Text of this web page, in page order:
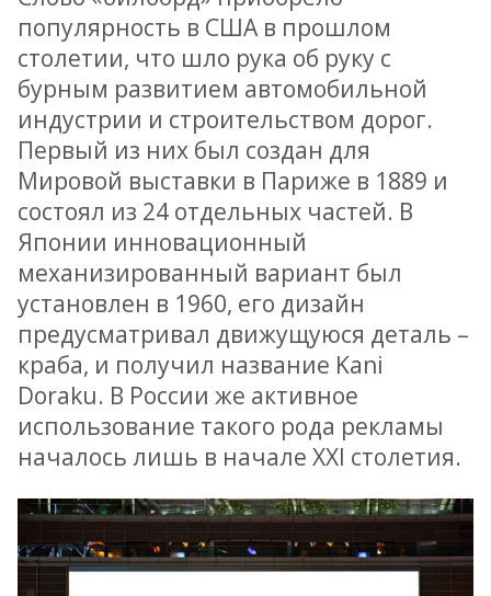
популярность в США в прошлом
столетии, что шло рука об руку с
бурным развитием автомобильной
индустрии и строительством дорог.
Первый из них был создан для
Мировой выставки в Париже в 1889 и
состоял из 24 отдельных частей. В
Японии инновационный
механизированный вариант был
установлен в 1960, его дизайн
предусматривал движущуюся деталь –
краба, и получил название Kani
Doraku. В России же активное
использование такого рода рекламы
началось лишь в начале XXI столетия.